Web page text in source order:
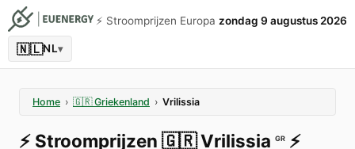
⚡️ Stroomprijzen Europa zondag 9 augustus 2026
🇳🇱NL▾
Home › 🇬🇷 Griekenland › Vrilissia
⚡️ Stroomprijzen 🇬🇷Vrilissia GR ⚡️